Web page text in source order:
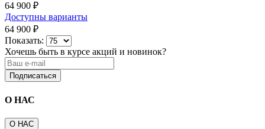
64 900 ₽
Доступны варианты
64 900 ₽
Показать:
Хочешь быть в курсе акций и новинок?
Подписаться
О НАС
О НАС